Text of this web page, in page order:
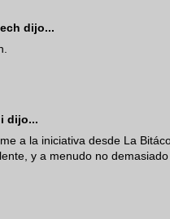
dijo...
dijo...
a la iniciativa desde La
y a menudo no